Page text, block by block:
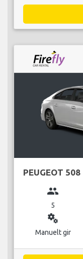
PEUGEOT 508
group
5
miscellaneous_services
Manuelt gir